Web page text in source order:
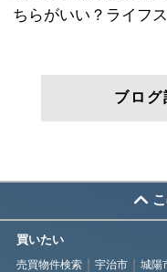
ブログ
買いたい
売買物件検索 宇治市 城陽